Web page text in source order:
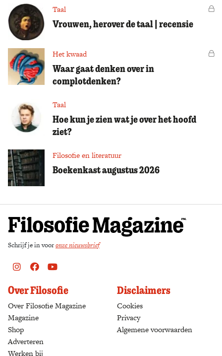
Taal
Vrouwen, herover de taal | recensie
Het kwaad
Waar gaat denken over in
complotdenken?
Taal
Hoe kun je zien wat je over het hoofd
ziet?
Filosofie en literatuur
Boekenkast augustus 2026
Schrijf je in vooronze nieuwsbrief
Instagram
FacebookYoutube
Over Filosofie
Over Filosofie Magazine
Magazine
Shop
Adverteren
Werken bij
Disclaimers
Cookies
Privacy
Algemene voorwaarden